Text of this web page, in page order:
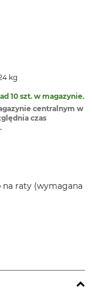
kg
10 szt. w magazynie.
centralnym w
czas
na raty (wymagana